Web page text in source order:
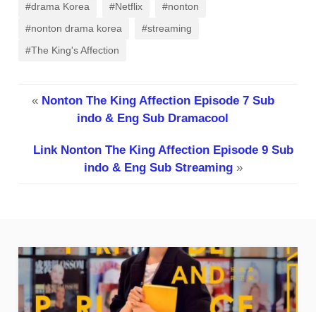
#drama Korea #Netflix
#nonton
#nonton drama korea
#streaming
#The King's Affection
« Nonton The King Affection Episode 7 Sub
indo & Eng Sub Dramacool
Link Nonton The King Affection Episode 9 Sub
indo & Eng Sub Streaming »